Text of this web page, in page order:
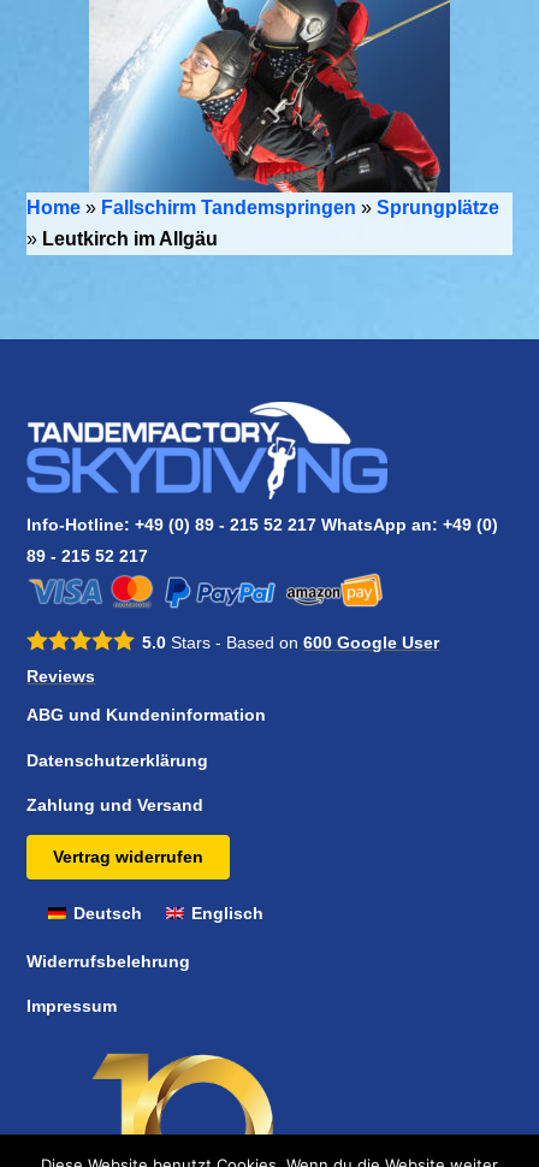
Home » Fallschirm Tandemspringen »Sprungplätze
» Leutkirch im Allgäu
Info-Hotline: +49 (0) 89 - 215 52 217 WhatsApp an:+49 (0)
89 - 215 52 217
5.0 Stars - Based on600 Google User
Reviews
ABG und Kundeninformation
Datenschutzerklärung
Zahlung und Versand
Vertrag widerrufen
Deutsch Englisch
Widerrufsbelehrung
Impressum